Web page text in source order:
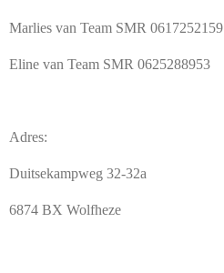
Marlies van Team SMR 0617252159
Eline van Team SMR 0625288953
Adres:
Duitsekampweg 32-32a
6874 BX Wolfheze